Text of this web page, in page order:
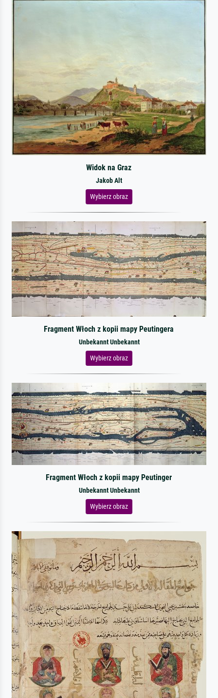
Widok na Graz
Jakob Alt
Wybierz obraz
Fragment Włoch z kopii mapy Peutingera
Unbekannt Unbekannt
Wybierz obraz
Fragment Włoch z kopii mapy Peutinger
Unbekannt Unbekannt
Wybierz obraz